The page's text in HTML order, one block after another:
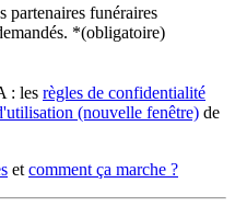
partenaires funéraires
*(obligatoire)
: les règles de confidentialité
(nouvelle fenêtre) de
et comment ça marche ?